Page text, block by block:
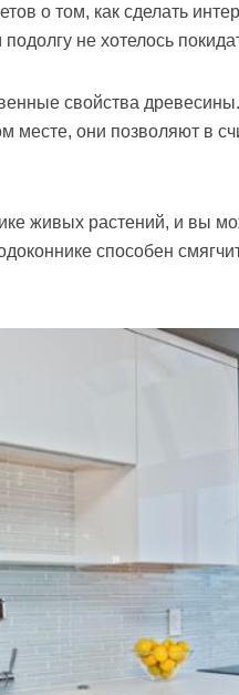
о том, как сделать
не хотелось
свойства
месте, они позволяют в
живых растений, и вы
способен